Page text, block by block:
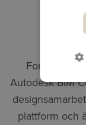
Forma
Autodesk BIM
plattform och